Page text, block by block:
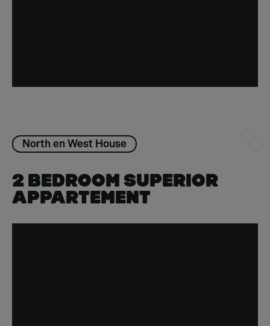
North en West House
2 BEDROOM SUPERIOR
APPARTEMENT